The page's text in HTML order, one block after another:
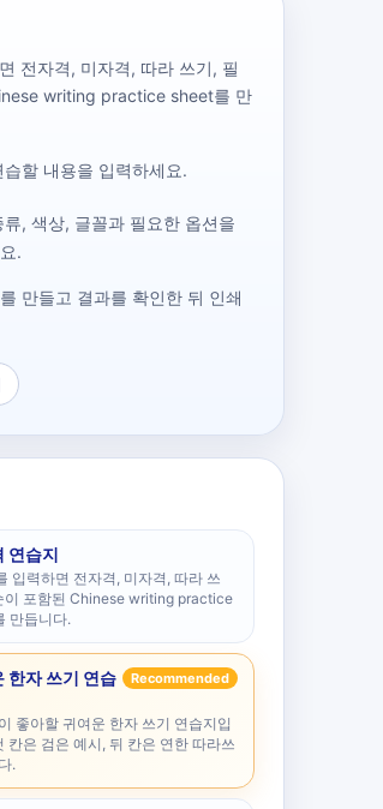
전자격, 미자격, 따라 쓰기, 필
writing practice sheet를 만
습할 내용을 입력하세요.
류, 색상, 글꼴과 필요한 옵션을
.
만들고 결과를 확인한 뒤 인쇄
연습지
입력하면 전자격, 미자격, 따라 쓰
이 포함된 Chinese writing practice
만듭니다.
한자 쓰기 연습
Recommended
좋아할 귀여운 한자 쓰기 연습지입
칸은 검은 예시, 뒤 칸은 연한 따라쓰
.